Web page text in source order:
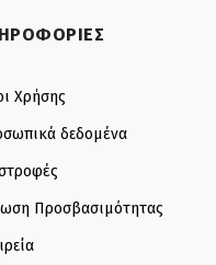
Χρήσης
δεδομένα
Προσβασιμότητας